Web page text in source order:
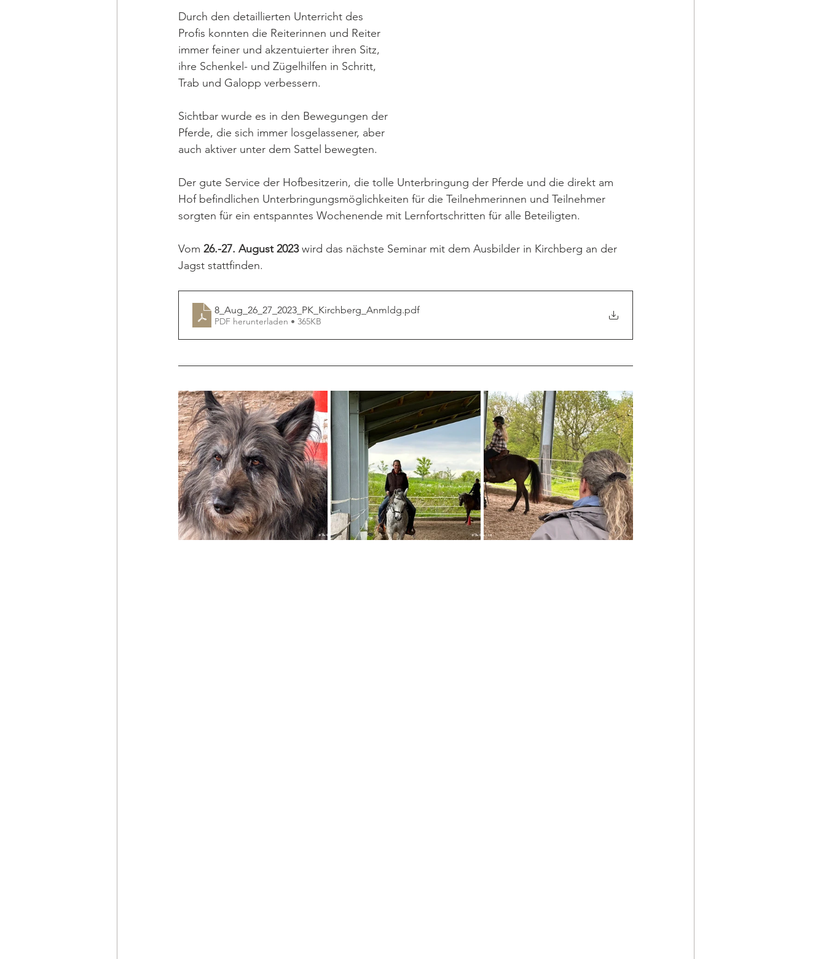
Durch den detaillierten Unterricht des
Profis konnten die Reiterinnen und Reiter
immer feiner und akzentuierter ihren Sitz,
ihre Schenkel- und Zügelhilfen in Schritt,
Trab und Galopp verbessern.
Sichtbar wurde es in den Bewegungen der
Pferde, die sich immer losgelassener, aber
auch aktiver unter dem Sattel bewegten.
Der gute Service der Hofbesitzerin, die tolle Unterbringung der Pferde und die direkt am
Hof befindlichen Unterbringungsmöglichkeiten für die Teilnehmerinnen und Teilnehmer
sorgten für ein entspanntes Wochenende mit Lernfortschritten für alle Beteiligten.
Vom 26.-27. August 2023 wird das nächste Seminar mit dem Ausbilder in Kirchberg an der
Jagst stattfinden.
8_Aug_26_27_2023_PK_Kirchberg_Anmldg.pdf
PDF herunterladen • 365KB